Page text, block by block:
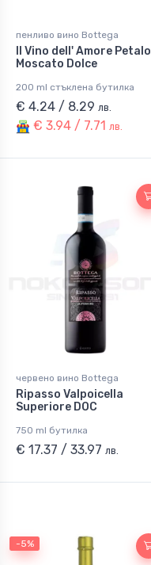
пенливо вино Bottega
Il Vino dell' Amore Petalo
Moscato Dolce
200 ml стъклена бутилка
€ 4.24 / 8.29 лв.
€ 3.94 / 7.71 лв.
червено вино Bottega
Ripasso Valpoicella
Superiore DOC
750 ml бутилка
€ 17.37 / 33.97 лв.
-5%